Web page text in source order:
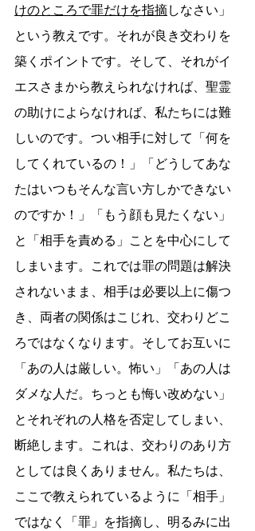
けのところで罪だけを指摘しなさい」
という教えです。それが良き交わりを
築くポイントです。そして、それがイ
エスさまから教えられなければ、聖霊
の助けによらなければ、私たちには難
しいのです。つい相手に対して「何を
してくれているの！」「どうしてあな
たはいつもそんな言い方しかできない
のですか！」「もう顔も見たくない」
と「相手を責める」ことを中心にして
しまいます。これでは罪の問題は解決
されないまま、相手は必要以上に傷つ
き、両者の関係はこじれ、交わりどこ
ろではなくなります。そしてお互いに
「あの人は厳しい。怖い」「あの人は
ダメな人だ。ちっとも悔い改めない」
とそれぞれの人格を否定してしまい、
断絶します。これは、交わりのあり方
としては良くありません。私たちは、
ここで教えられているように「相手」
ではなく「罪」を指摘し、明るみに出